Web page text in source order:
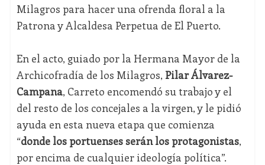
Milagros para hacer una ofrenda floral a la
Patrona y Alcaldesa Perpetua de El Puerto.
En el acto, guiado por la Hermana Mayor de la
Archicofradía de los Milagros, Pilar Álvarez-
Campana, Carreto encomendó su trabajo y el
del resto de los concejales a la virgen, y le pidió
ayuda en esta nueva etapa que comienza
“donde los portuenses serán los protagonistas,
por encima de cualquier ideología política”.